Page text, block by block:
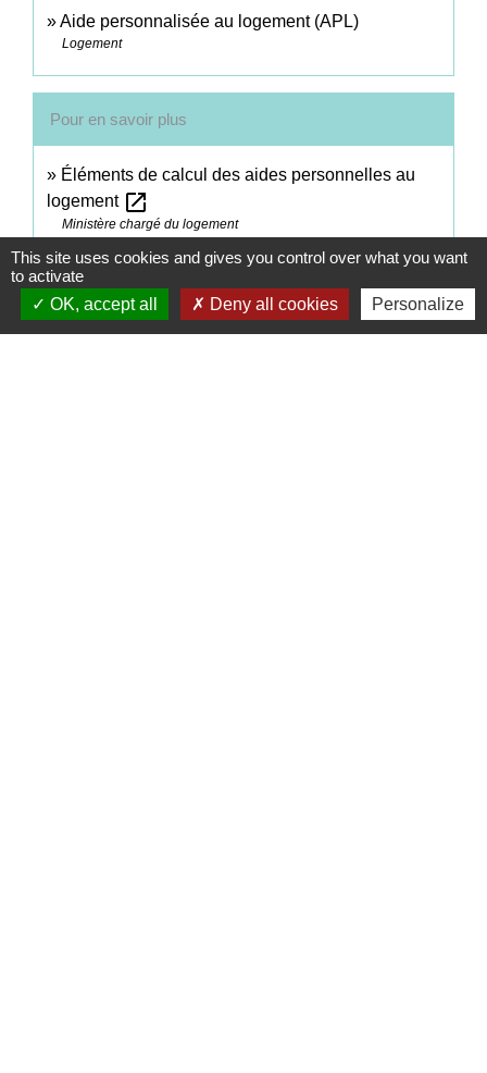
Aide personnalisée au logement (APL)
Logement
Pour en savoir plus
Éléments de calcul des aides personnelles au
logement open_in_new
Ministère chargé du logement
Plafonds de ressources et règles de calcul des
allocations logement open_in_new
Legifrance
Les aides au logement pour les personnes âgées
This site uses cookies and gives you control over what you want
to activate
OK, accept all
Deny all cookies Personalize